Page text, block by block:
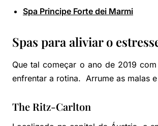
Spa Principe Forte dei Marmi
Spas para aliviar o
Que tal começar o ano de 2019
enfrentar a rotina. Arrume as malas
The Ritz-Carlton